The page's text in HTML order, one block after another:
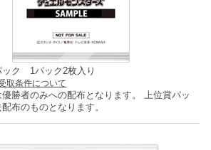
ック 1パック2枚入り
取条件について
勝者のみへの配布となります。
上位賞パッ
布のものとなります。